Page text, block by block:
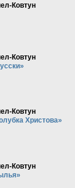
Ковтун
Ковтун
Ковтун
Христова»
Ковтун